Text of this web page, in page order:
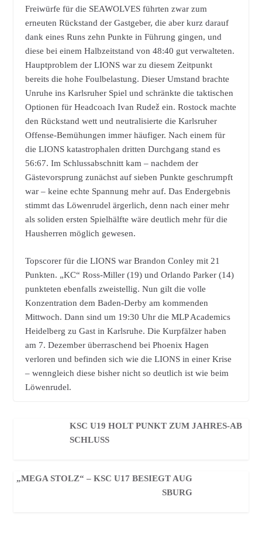
Freiwürfe für die SEAWOLVES führten zwar zum
erneuten Rückstand der Gastgeber, die aber kurz darauf
dank eines Runs zehn Punkte in Führung gingen, und
diese bei einem Halbzeitstand von 48:40 gut verwalteten.
Hauptproblem der LIONS war zu diesem Zeitpunkt
bereits die hohe Foulbelastung. Dieser Umstand brachte
Unruhe ins Karlsruher Spiel und schränkte die taktischen
Optionen für Headcoach Ivan Rudež ein. Rostock machte
den Rückstand wett und neutralisierte die Karlsruher
Offense-Bemühungen immer häufiger. Nach einem für
die LIONS katastrophalen dritten Durchgang stand es
56:67. Im Schlussabschnitt kam – nachdem der
Gästevorsprung zunächst auf sieben Punkte geschrumpft
war – keine echte Spannung mehr auf. Das Endergebnis
stimmt das Löwenrudel ärgerlich, denn nach einer mehr
als soliden ersten Spielhälfte wäre deutlich mehr für die
Hausherren möglich gewesen.
Topscorer für die LIONS war Brandon Conley mit 21
Punkten. „KC“ Ross-Miller (19) und Orlando Parker (14)
punkteten ebenfalls zweistellig. Nun gilt die volle
Konzentration dem Baden-Derby am kommenden
Mittwoch. Dann sind um 19:30 Uhr die MLP Academics
Heidelberg zu Gast in Karlsruhe. Die Kurpfälzer haben
am 7. Dezember überraschend bei Phoenix Hagen
verloren und befinden sich wie die LIONS in einer Krise
– wenngleich diese bisher nicht so deutlich ist wie beim
Löwenrudel.
KSC U19 HOLT PUNKT ZUM JAHRES-AB
SCHLUSS
„MEGA STOLZ“ – KSC U17 BESIEGT AUG
SBURG